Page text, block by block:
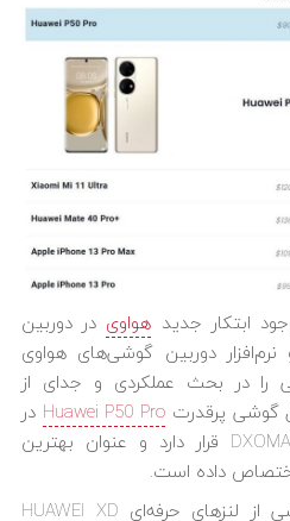
ابتکار جدید هواوی در دوربین
دوربین‌‌ گوشی‌های هواوی
را در بحث عملکردی و جدای از
گوشی پرقدرت Huawei P50 Pro در
صدر رده‌بندی وب‌سایت DXOMARK قرار دارد و عنوان بهترین
اختصاص داده است.
ماژول دوربین ویژه این گوشی از لنزهای حرفه‌ای HUAWEI XD